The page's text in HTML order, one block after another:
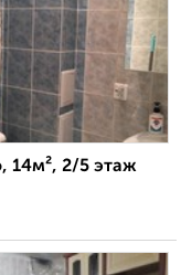
14м², 2/5 этаж